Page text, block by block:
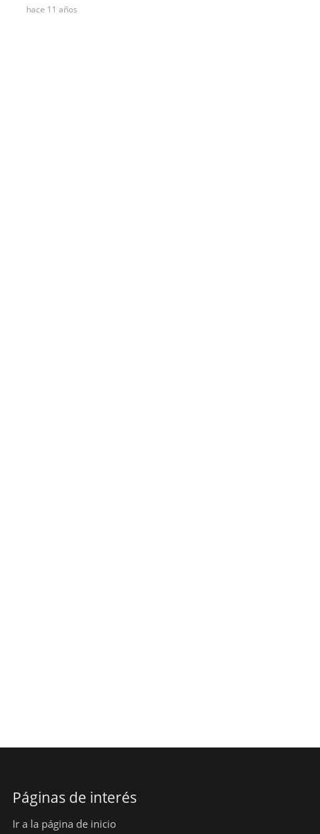
hace 11 años
Páginas de interés
Ir a la página de inicio